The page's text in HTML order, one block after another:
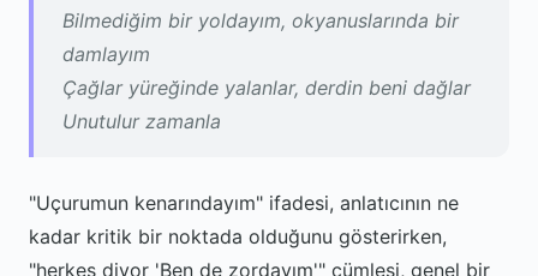
Bilmediğim bir yoldayım, okyanuslarında bir
damlayım
Çağlar yüreğinde yalanlar, derdin beni dağlar
Unutulur zamanla
"Uçurumun kenarındayım" ifadesi, anlatıcının ne
kadar kritik bir noktada olduğunu gösterirken,
"herkes diyor 'Ben de zordayım'" cümlesi, genel bir